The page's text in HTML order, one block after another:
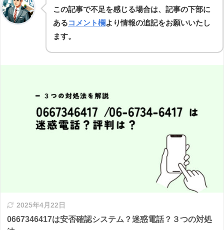
この記事で不足を感じる場合は、記事の下部に
あるコメント欄より情報の追記をお願いいたし
ます。
2025年4月22日
0667346417は安否確認システム？迷惑電話？３つの対処